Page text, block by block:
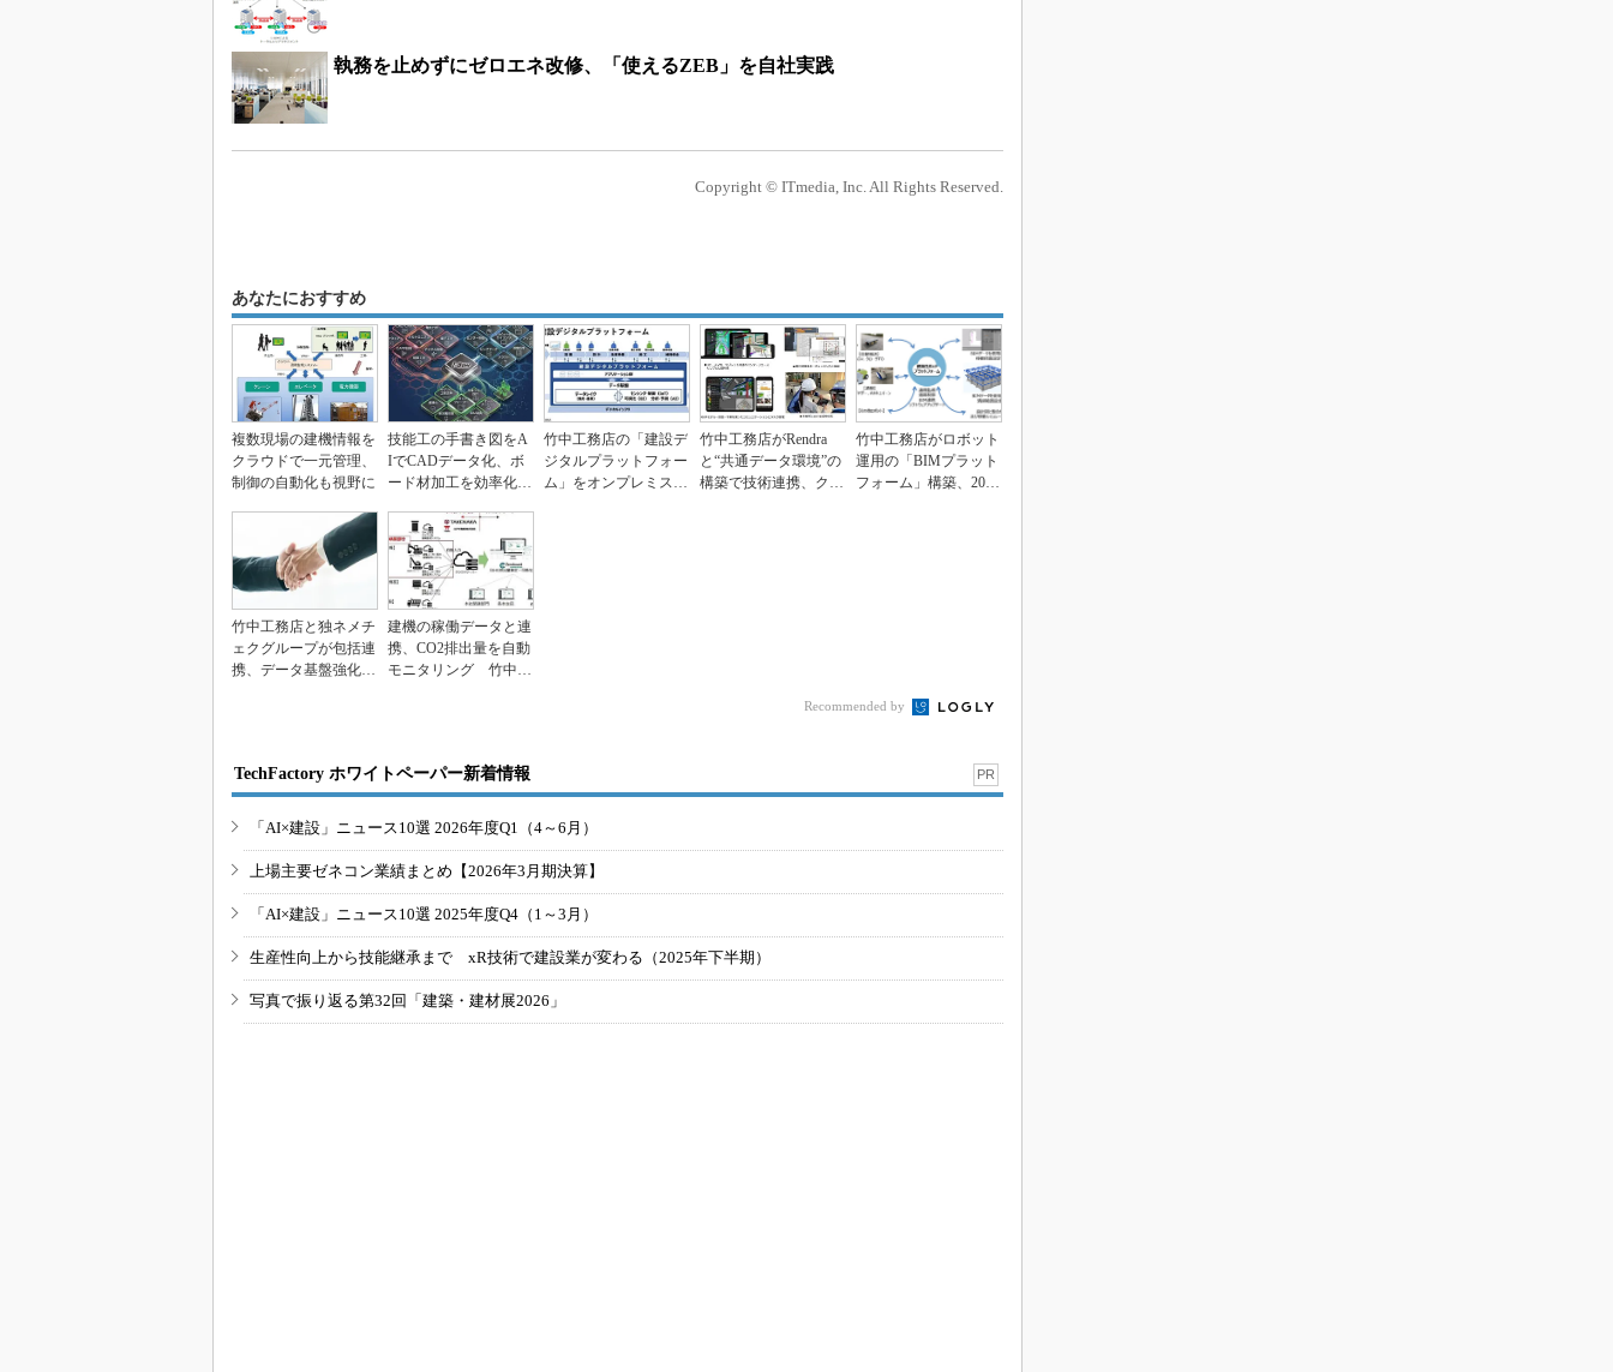
執務を止めずにゼロエネ改修、「使えるZEB」を自社実践
Copyright © ITmedia, Inc. All Rights Reserved.
あなたにおすすめ
複数現場の建機情報を
クラウドで一元管理、
制御の自動化も視野に
技能工の手書き図をA
IでCADデータ化、ボ
ード材加工を効率化
竹中工務店の「建設デ
ジタルプラットフォー
ム」をオンプレミスか
竹中工務店がRendra
と“共通データ環境”の
構築で技術連携、クラ
竹中工務店がロボット
運用の「BIMプラット
フォーム」構築、2020
竹中工務店と独ネメチ
ェクグループが包括連
携、データ基盤強化と
建機の稼働データと連
携、CO2排出量を自動
モニタリング 竹中工
Recommended by
TechFactory ホワイトペーパー新着情報 PR
「AI×建設」ニュース10選 2026年度Q1（4～6月）
上場主要ゼネコン業績まとめ【2026年3月期決算】
「AI×建設」ニュース10選 2025年度Q4（1～3月）
生産性向上から技能継承まで xR技術で建設業が変わる（2025年下半期）
写真で振り返る第32回「建築・建材展2026」